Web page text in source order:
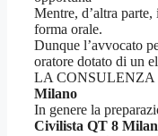
Mentre, d’altra
forma orale.
Dunque l’avvocato
oratore dotato di un
LA CONSULENZA
Milano
In genere la
Civilista QT 8